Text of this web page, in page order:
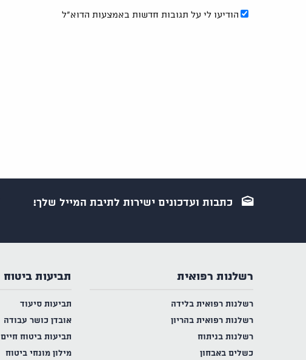
הודיעו לי על תגובות חדשות באמצעות הדוא"ל
כתבות ועדכונים ישירות לתיבת המייל שלך!
רשלנות רפואית
רשלנות רפואית בלידה
רשלנות רפואית בהריון
רשלנות בניתוח
כשלים באבחון
תביעות ביטוח
תביעות סיעוד
אובדן כושר עבודה
תביעות ביטוח חיים
מילון מונחי ביטוח